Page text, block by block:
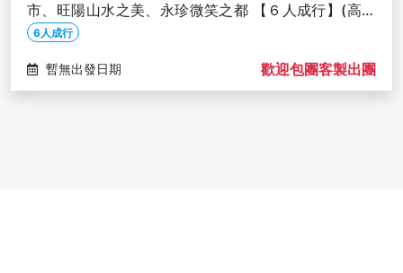
市、旺陽山水之美、永珍微笑之都 【６人成行】(高雄
往返)
6人成行
暫無出發日期 歡迎包團客製出團